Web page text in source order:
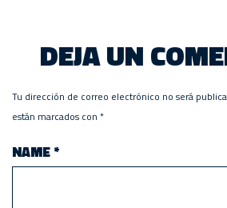
DEJA UN
Tu dirección de correo electrónico no será
están marcados con *
NAME*